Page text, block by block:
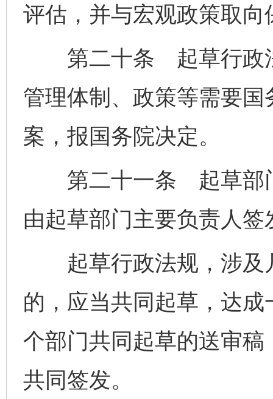
评估，并与宏观政策取
第二十条 起草行政法
管理体制、政策等需要
案，报国务院决定。
第二十一条 起草部门
由起草部门主要负责人签
起草行政法规，涉及
的，应当共同起草，达
个部门共同起草的送审
共同签发。